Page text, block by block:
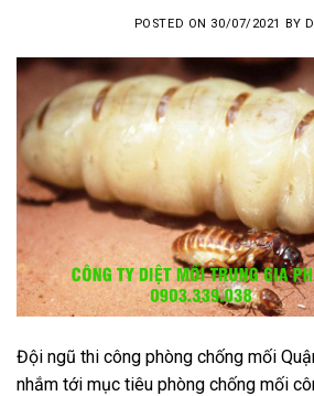
POSTED ON 30/07/2021 BY
Đội ngũ thi công phòng chống mối
nhắm tới mục tiêu phòng chống mối